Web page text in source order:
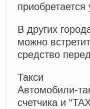
В других
можно
средство
Такси
Автомобили-
счетчика и